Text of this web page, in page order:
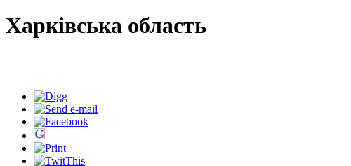
Харківська область